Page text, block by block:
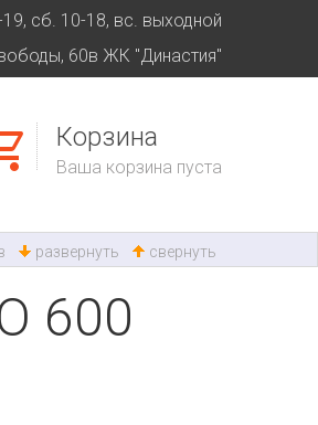
сб. 10-18, вс. выходной
60в ЖК "Династия"
Корзина
Ваша корзина пуста
развернуть свернуть
600